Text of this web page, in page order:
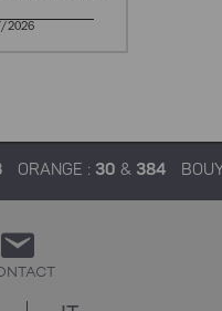
2026
ORANGE : 30 & 384